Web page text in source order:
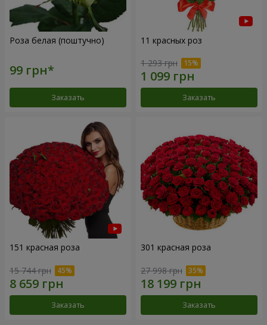
Роза белая (поштучно)
Заказать
11 красных роз
1 293 грн
Заказать
151 красная роза
15 744 грн
Заказать
301 красная роза
27 998 грн
Заказать